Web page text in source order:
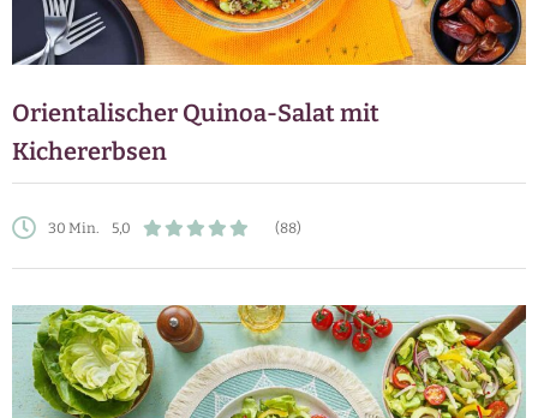
Orientalischer Quinoa-Salat mit
Kichererbsen
30 Min. 5,0 (88)